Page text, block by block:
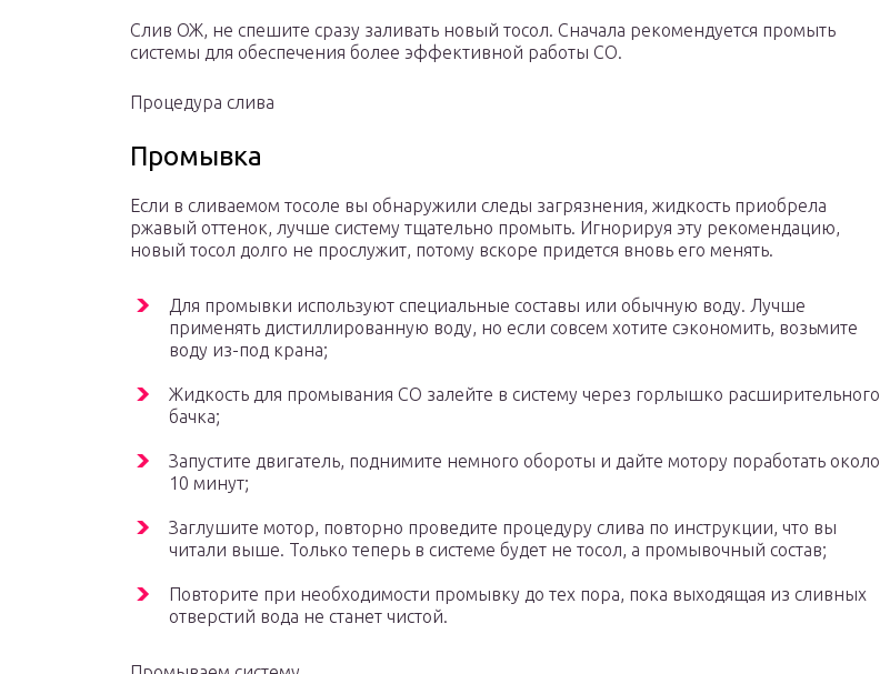
Слив ОЖ, не спешите сразу заливать новый тосол. Сначала рекомендуется промыть
системы для обеспечения более эффективной работы СО.
Процедура слива
Промывка
Если в сливаемом тосоле вы обнаружили следы загрязнения, жидкость приобрела
ржавый оттенок, лучше систему тщательно промыть. Игнорируя эту рекомендацию,
новый тосол долго не прослужит, потому вскоре придется вновь его менять.
Для промывки используют специальные составы или обычную воду. Лучше
применять дистиллированную воду, но если совсем хотите сэкономить, возьмите
воду из-под крана;
Жидкость для промывания СО залейте в систему через горлышко расширительного
бачка;
Запустите двигатель, поднимите немного обороты и дайте мотору поработать около
10 минут;
Заглушите мотор, повторно проведите процедуру слива по инструкции, что вы
читали выше. Только теперь в системе будет не тосол, а промывочный состав;
Повторите при необходимости промывку до тех пора, пока выходящая из сливных
отверстий вода не станет чистой.